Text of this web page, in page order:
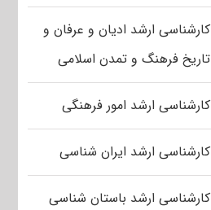
کارشناسی ارشد ادیان و عرفان و
تاریخ فرهنگ و تمدن اسلامی
کارشناسی ارشد امور فرهنگی
کارشناسی ارشد ایران شناسی
کارشناسی ارشد باستان شناسی